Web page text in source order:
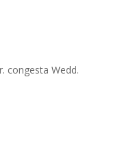
congesta Wedd.